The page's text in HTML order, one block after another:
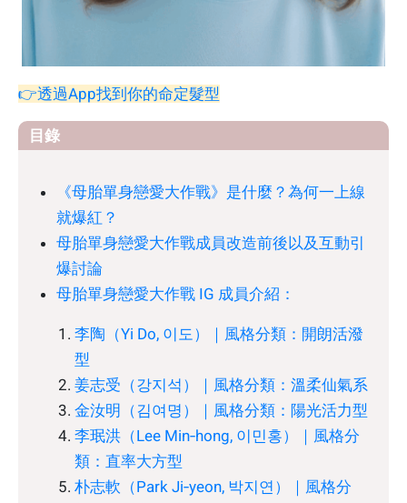
👉透過App找到你的命定髮型
目錄
《母胎單身戀愛大作戰》是什麼？為何一上線
就爆紅？
母胎單身戀愛大作戰成員改造前後以及互動引
爆討論
母胎單身戀愛大作戰 IG 成員介紹：
李陶（Yi Do, 이도）｜風格分類：開朗活潑
型
姜志受（강지석）｜風格分類：溫柔仙氣系
金汝明（김여명）｜風格分類：陽光活力型
李珉洪（Lee Min‑hong, 이민홍）｜風格分
類：直率大方型
朴志軟（Park Ji‑yeon, 박지연）｜風格分